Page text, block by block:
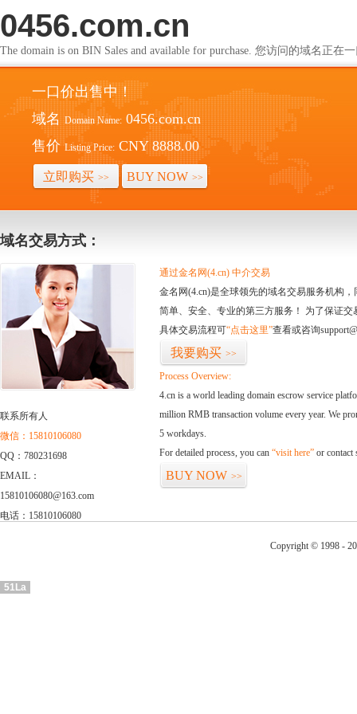
0456.com.cn
The domain is on BIN Sales and available for purchase. 您访问的域名正在
一口价出售中！
域名 Domain Name: 0456.com.cn
售价 Listing Price: CNY 8888.00
立即购买 >> BUY NOW >>
域名交易方式：
联系所有人
微信：15810106080
QQ：780231698
EMAIL：
15810106080@163.com
电话：15810106080
通过金名网(4.cn) 中介交易
金名网(4.cn)是全球领先的域名交易服务机构
简单、安全、专业的第三方服务！ 为了保证
具体交易流程可“点击这里”查看或咨询
我要购买 >>
Process Overview:
4.cn is a world leading domain escrow service
million RMB transaction volume every year. We
5 workdays.
For detailed process, you can “visit here” or contact
BUY NOW >>
Copyright © 1998 -
51La